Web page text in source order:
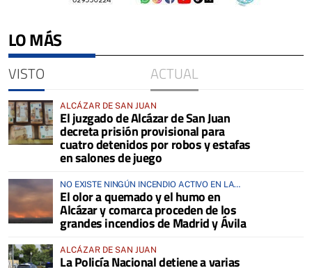
LO MÁS
VISTO ACTUAL
ALCÁZAR DE SAN JUAN
El juzgado de Alcázar de San Juan
decreta prisión provisional para
cuatro detenidos por robos y estafas
en salones de juego
NO EXISTE NINGÚN INCENDIO ACTIVO EN LA
COMARCA
El olor a quemado y el humo en
Alcázar y comarca proceden de los
grandes incendios de Madrid y Ávila
ALCÁZAR DE SAN JUAN
La Policía Nacional detiene a varias